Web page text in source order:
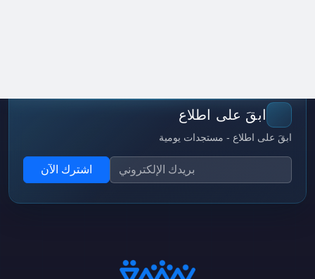
ابقَ على اطلاع
ابقَ على اطلاع - مستجدات يومية
اشترك الآن